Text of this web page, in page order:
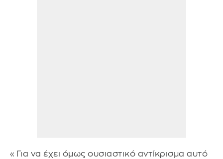
«Για να έχει όμως ουσιαστικό αντίκρισμα αυτό